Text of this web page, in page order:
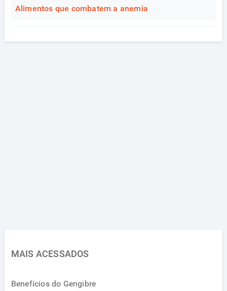
Alimentos que combatem a anemia
MAIS ACESSADOS
Benefícios do Gengibre